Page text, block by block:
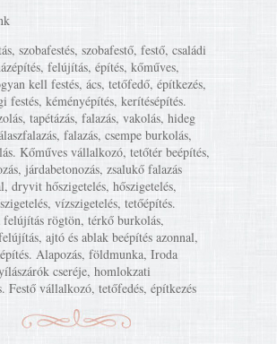
szobafestés, szobafestő, festő, családi
felújítás, építés, kőműves,
kell festés, ács, tetőfedő, építkezés,
festés, kéményépítés, kerítésépítés.
tapétázás, falazás, vakolás, hideg
falazás, csempe burkolás,
Kőműves vállalkozó, tetőtér beépítés,
járdabetonozás, zsalukő falazás
dryvit hőszigetelés, hőszigetelés,
vízszigetelés, tetőépítés.
felújítás rögtön, térkő burkolás,
ajtó és ablak beépítés azonnal,
Alapozás, földmunka, Iroda
cseréje, homlokzati
Festő vállalkozó, tetőfedés, építkezés